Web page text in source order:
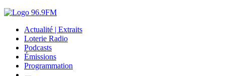
Actualité | Extraits
Loterie Radio
Podcasts
Émissions
Programmation